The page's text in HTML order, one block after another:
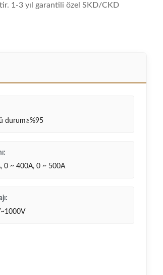
1-3 yıl garantili özel SKD/CKD
durum≥%95
0 ~ 400A, 0 ~ 500A